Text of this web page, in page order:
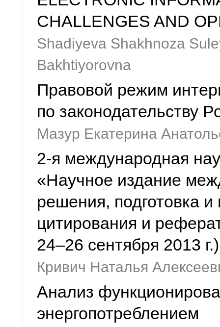
CHALLENGES AND
Shadiyeva Shakhnoza
Bakhtiyorovna
Правовой режим
по законодательству
Мазур Екатерина
2-я международная
«Научное издание
решения, подготовка
цитирования и
24–26 сентября 2013 г.)
Кривич Наталья
Анализ
энергопотреблением